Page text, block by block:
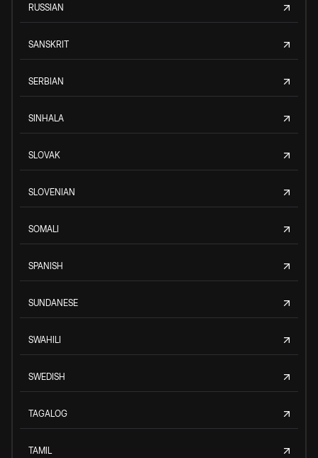
RUSSIAN
SANSKRIT
SERBIAN
SINHALA
SLOVAK
SLOVENIAN
SOMALI
SPANISH
SUNDANESE
SWAHILI
SWEDISH
TAGALOG
TAMIL